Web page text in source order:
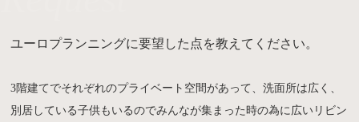
ユーロプランニングに要望した点を教えてください。
3階建てでそれぞれのプライベート空間があって、洗面所は広く、
別居している子供もいるのでみんなが集まった時の為に広いリビン